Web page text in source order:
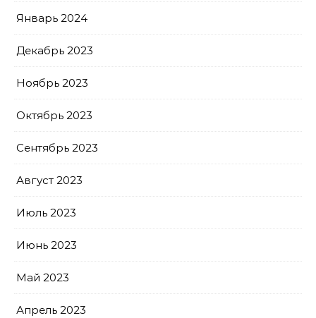
Январь 2024
Декабрь 2023
Ноябрь 2023
Октябрь 2023
Сентябрь 2023
Август 2023
Июль 2023
Июнь 2023
Май 2023
Апрель 2023